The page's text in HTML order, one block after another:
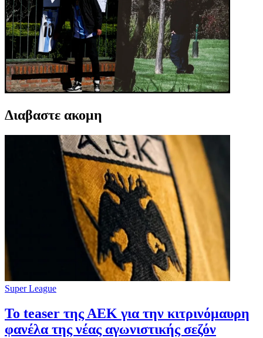
Διαβαστε ακομη
Super League
Το teaser της ΑΕΚ για την κιτρινόμαυρη
φανέλα της νέας αγωνιστικής σεζόν